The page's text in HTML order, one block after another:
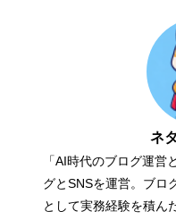
ネ
「AI時代のブログ運営
グとSNSを運営。ブロ
として実務経験を積ん